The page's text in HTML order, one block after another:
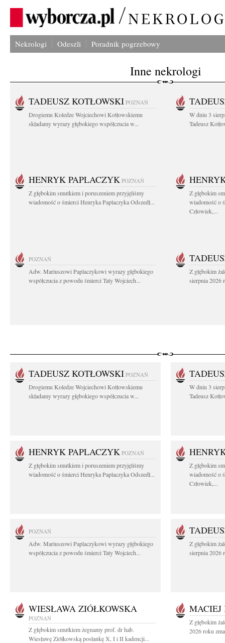
Nekrologi Odeszli Poradnik pogrzebowy
Inne nekrologi
TADEUSZ KOTŁOWSKI POZNAŃ
Drogiemu Koledze Wojciechowi Kotłowskiemu
składamy wyrazy głębokiego współczucia w...
W dniu 3
Tadeusz
HENRYK PAPLACZYK POZNAŃ
Z głębokim smutkiem i poruszeniem przyjęliśmy
wiadomość o śmierci Henryka Paplaczyka Odszedł...
Z głębokim
wiadomość o
Człowiek,...
POZNAŃ
Adw. Mariuszowi Paplaczykowi wyrazy głębokiego
współczucia z powodu śmierci Taty Wojciech...
Z głębokim
sierpnia 2026
TADEUSZ KOTŁOWSKI POZNAŃ
Drogiemu Koledze Wojciechowi Kotłowskiemu
składamy wyrazy głębokiego współczucia w...
W dniu 3
Tadeusz
HENRYK PAPLACZYK POZNAŃ
Z głębokim smutkiem i poruszeniem przyjęliśmy
wiadomość o śmierci Henryka Paplaczyka Odszedł...
Z głębokim
wiadomość o
Człowiek,...
POZNAŃ
Adw. Mariuszowi Paplaczykowi wyrazy głębokiego
współczucia z powodu śmierci Taty Wojciech...
Z głębokim
sierpnia 2026
WIESŁAWA ZIÓŁKOWSKA
POZNAŃ
Z głębokim smutkiem żegnamy prof. dr hab.
Wiesławę Ziółkowską posłankę X, I i II kadencji...
Z głębokim
2026 roku